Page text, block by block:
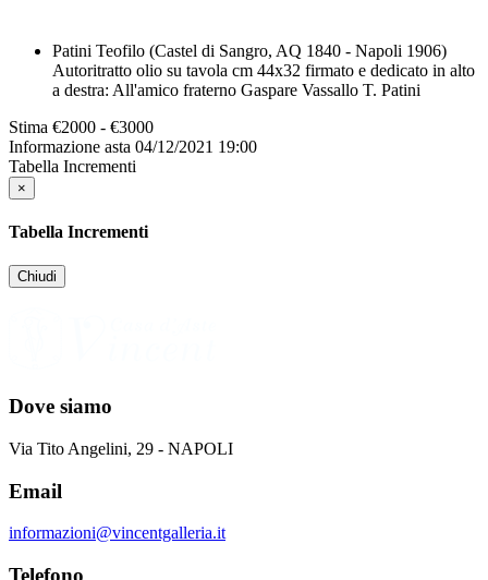
Patini Teofilo (Castel di Sangro, AQ 1840 - Napoli 1906)
Autoritratto olio su tavola cm 44x32 firmato e dedicato in alto
a destra: All'amico fraterno Gaspare Vassallo T. Patini
Stima €2000 - €3000
Informazione asta 04/12/2021 19:00
Tabella Incrementi
×
Tabella Incrementi
Chiudi
Dove siamo
Via Tito Angelini, 29 - NAPOLI
Email
informazioni@vincentgalleria.it
Telefono